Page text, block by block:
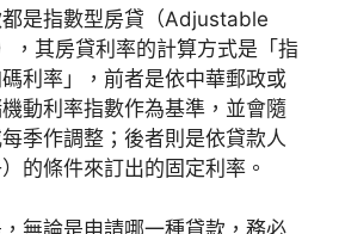
是指數型房貸（Adjustable
，其房貸利率的計算方式是「指
利率」，前者是依中華郵政或
動利率指數作為基準，並會隨
季作調整；後者則是依貸款人
的條件來訂出的固定利率。
無論是申請哪一種貸款，務必